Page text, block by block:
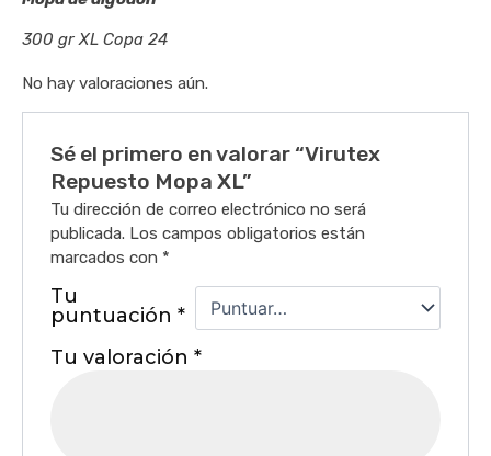
300 gr XL Copa 24
No hay valoraciones aún.
Sé el primero en valorar “Virutex
Repuesto Mopa XL”
Tu dirección de correo electrónico no será
publicada. Los campos obligatorios están
marcados con *
Tu
puntuación*
Tu valoración*